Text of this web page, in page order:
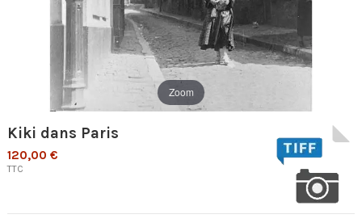
Zoom
Kiki dans Paris
120,00 €
TTC